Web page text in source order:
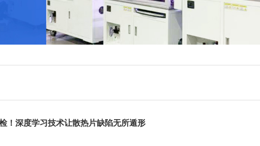
！深度学习技术让散热片缺陷无所遁形